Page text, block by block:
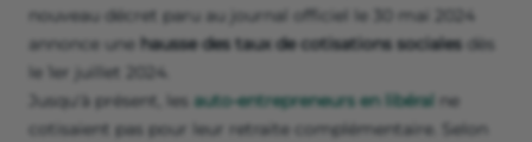
nouveau décret paru au journal officiel le 30 mai 2024
annonce une hausse des taux de cotisations sociales dès
le 1er juillet 2024.
Jusqu'à présent, les auto-entrepreneurs en libéral ne
cotisaient pas pour leur retraite complémentaire. Selon